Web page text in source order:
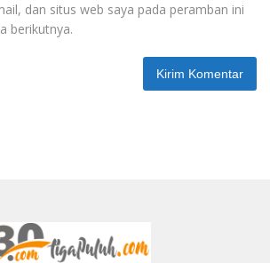
dan situs web saya pada peramban ini
berikutnya.